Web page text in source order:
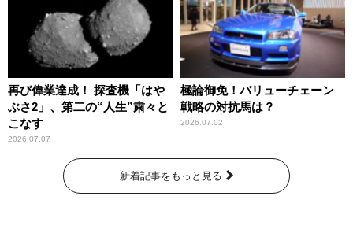
再び偉業達成！ 探査機「はや
ぶさ2」、第二の“人生”粛々と
こなす
2026.07.07
極論御免！バリューチェーン
戦略の対抗馬は？
2026.07.02
新着記事をもっと見る